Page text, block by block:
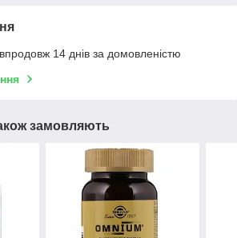
14 днів за домовленістю
замовляють